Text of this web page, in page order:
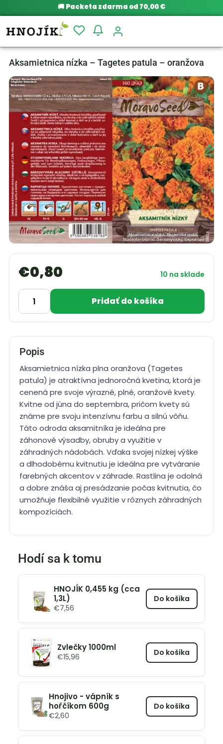
🚚 Packeta zdarma od 70,00 €
Aksamietnica nízka – Tagetes patula – oranžova
€0,80 10 na sklade
Pridať do košíka
Popis
Aksamietnica nízka plna oranžova (Tagetes
patula) je atraktívna jednoročná kvetina, ktorá je
cenená pre svoje výrazné, plné, oranžové kvety.
Kvitne od júna do septembra, pričom kvety sú
známe pre svoju intenzívnu farbu a silnú vôňu.
Táto odroda aksamitníka je ideálna pre
záhonové výsadby, obruby a využitie v
záhradných nádobách. Vďaka svojej nízkej výške
a dlhodobému kvitnutiu je ideálna pre vytváranie
farebných akcentov v záhrade. Rastlina je odolná
a dobre znáša aj presádzanie počas kvitnutia, čo
umožňuje flexibilné využitie v rôznych záhradných
kompozíciách.
Hodí sa k tomu
HNOJÍK 0,455 kg (cca
1,3L)
€7,56
Do košíka
Zvlečky 1000ml
€15,96 Do košíka
Hnojivo - vápník s
hořčíkom 600g
€2,60
Do košíka